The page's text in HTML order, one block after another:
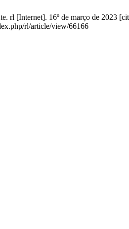
rl [Internet]. 16º de março de 2023
rl/article/view/66166